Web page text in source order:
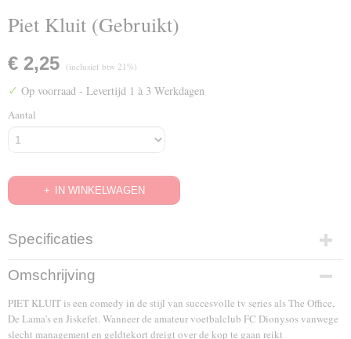
Piet Kluit (Gebruikt)
€ 2,25 (inclusief btw 21%)
✓ Op voorraad - Levertijd 1 à 3 Werkdagen
Aantal
IN WINKELWAGEN
Specificaties
EAN code
8711983492783
Omschrijving
PIET KLUIT is een comedy in de stijl van succesvolle tv series als The Office,
De Lama's en Jiskefet. Wanneer de amateur voetbalclub FC Dionysos vanwege
slecht management en geldtekort dreigt over de kop te gaan reikt